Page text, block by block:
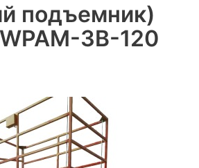
подъемник)
3B-120